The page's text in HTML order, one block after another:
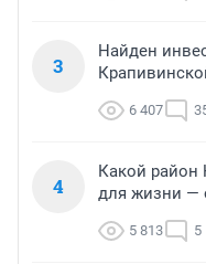
3
Найден
6 407
4
Какой район
для жизни —
5 813 5